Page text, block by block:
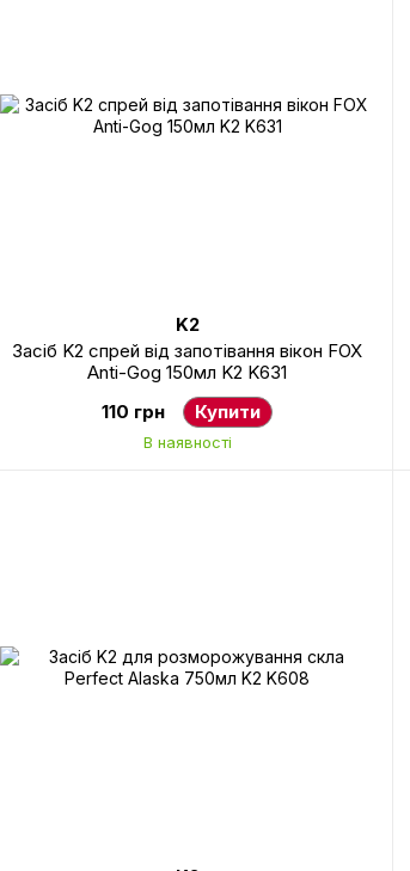
K2
Засіб K2 спрей від запотівання вікон FOX
Anti-Gog 150мл K2 K631
110 грн
Купити
В наявності